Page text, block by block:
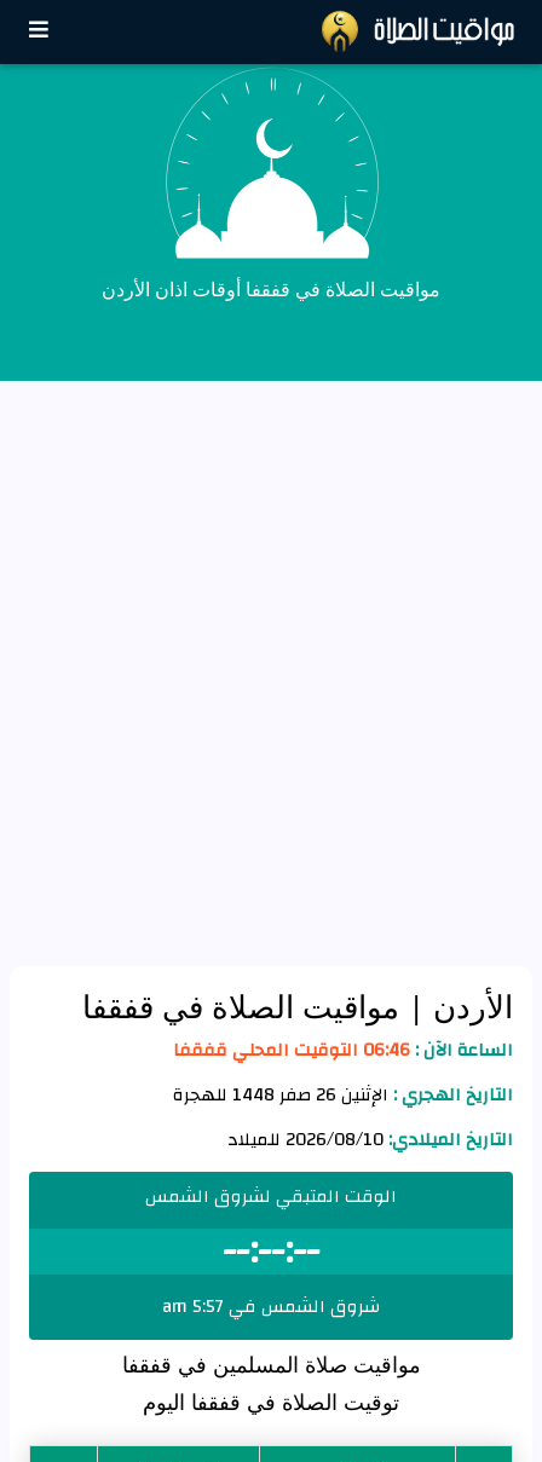
مواقيت الصلاة في قفقفا أوقات اذان الأردن
الأردن | مواقيت الصلاة في قفقفا
الساعة الآن :06:46 التوقيت المحلي قفقفا
التاريخ الهجري : الإثنين 26 صفر 1448 للهجرة
التاريخ الميلادي:
الوقت المتبقي لشروق الشمس
--:--:--
شروق الشمس في 5:57 am
مواقيت صلاة المسلمين في قفقفا
توقيت الصلاة في قفقفا اليوم